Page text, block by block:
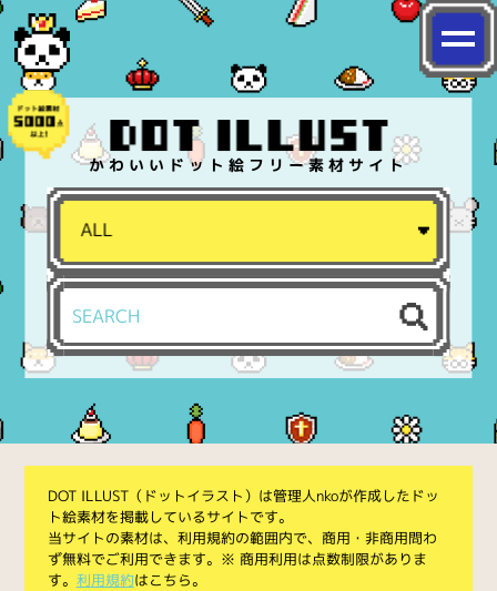
かわいいドット絵フリー素材サイト
DOT ILLUST（ドットイラスト）は管理人nkoが作成したドッ
ト絵素材を掲載しているサイトです。
当サイトの素材は、利用規約の範囲内で、商用・非商用問わ
ず無料でご利用できます。※ 商用利用は点数制限がありま
す。 利用規約はこちら。